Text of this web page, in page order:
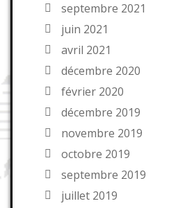
septembre 2021
juin 2021
avril 2021
décembre 2020
février 2020
décembre 2019
novembre 2019
octobre 2019
septembre 2019
juillet 2019